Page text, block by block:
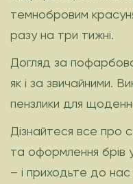
темнобровим
разу на три тижні.
Догляд за
як і за звичайними.
пензлики для
Дізнайтеся все про
та оформлення брів
– і приходьте до нас